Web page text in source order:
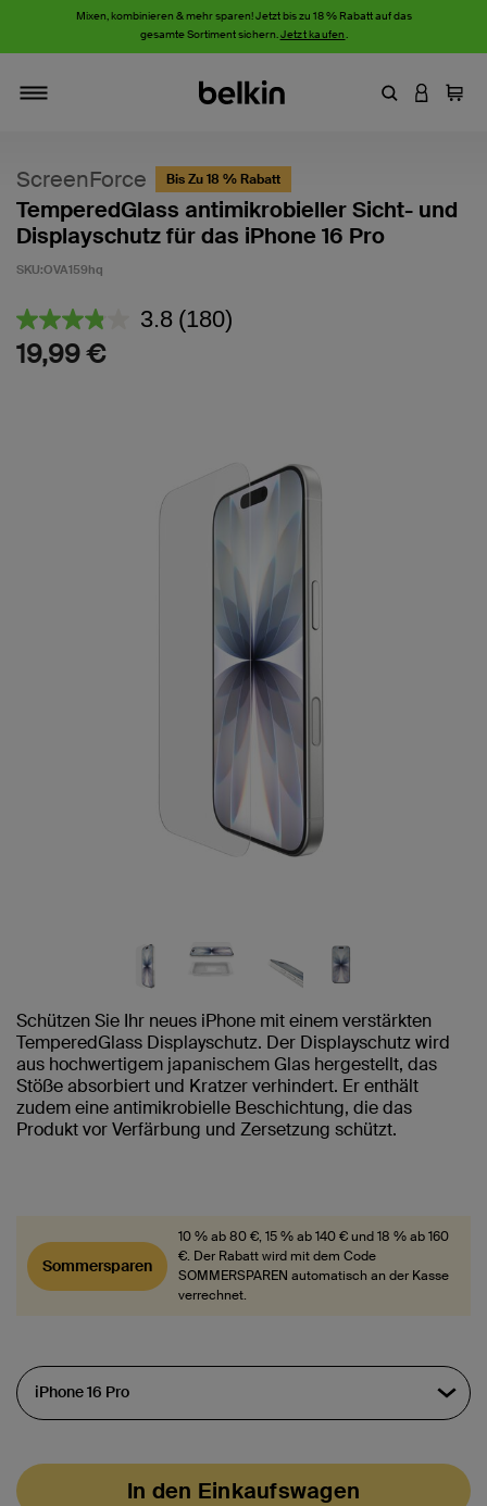
Mixen, kombinieren & mehr sparen! Jetzt bis zu 18 % Rabatt auf das
gesamte Sortiment sichern.Jetzt kaufen.
Stichwort
AN
ScreenForce Bis Zu 18 % Rabatt
TemperedGlass antimikrobieller Sicht- und
Displayschutz für das iPhone 16 Pro
SKU:OVA159hq
3,7 von 5 Kundenrezension
3.8 180
(180)
19,99 €
Schützen Sie Ihr neues iPhone mit einem verstärkten
TemperedGlass Displayschutz. Der Displayschutz wird
aus hochwertigem japanischem Glas hergestellt, das
Stöße absorbiert und Kratzer verhindert. Er enthält
zudem eine antimikrobielle Beschichtung, die das
Produkt vor Verfärbung und Zersetzung schützt.
Sommersparen
10 % ab 80 €, 15 % ab 140 € und 18 % ab 160
€. Der Rabatt wird mit dem Code
SOMMERSPAREN automatisch an der Kasse
verrechnet.
In den Einkaufswagen